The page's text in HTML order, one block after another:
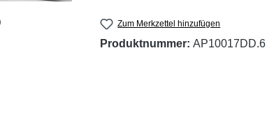
Zum Merkzettel hinzufügen
Produktnummer: AP10017DD.6